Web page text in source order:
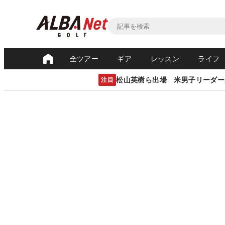
全ツアー ギア レッスン ライフ
注目 松山英樹ら出場 米男子リーダ